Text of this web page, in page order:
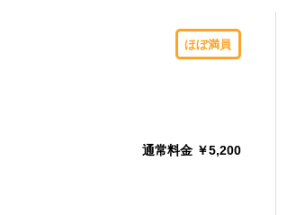
ほぼ満員
通常料金 ￥5,200